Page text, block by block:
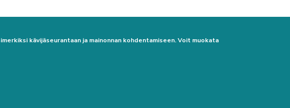
kävijäseurantaan ja mainonnan kohdentamiseen. Voit muokata